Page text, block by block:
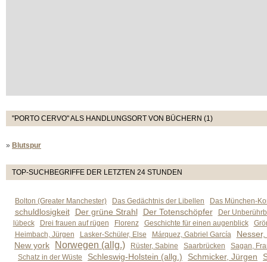
"PORTO CERVO" ALS HANDLUNGSORT VON BÜCHERN (1)
» Blutspur
TOP-SUCHBEGRIFFE DER LETZTEN 24 STUNDEN
Bolton (Greater Manchester) Das Gedächtnis der Libellen Das München-
schuldlosigkeit Der grüne Strahl Der Totenschöpfer
Der
lübeck
Drei frauen auf rügen Florenz Geschichte für einen augenblick
Heimbach, Jürgen
Lasker-Schüler, Else Márquez, Gabriel García
New york
Norwegen (allg.) Rüster, Sabine Saarbrücken
Sagan,
Schatz in der Wüste
Schleswig-Holstein (allg.) Schmicker, Jürgen